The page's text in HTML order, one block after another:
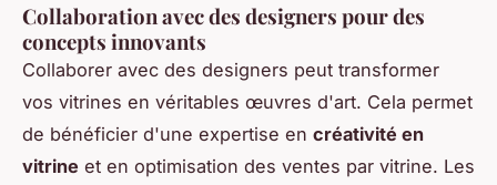
Collaboration avec des designers pour des
concepts innovants
Collaborer avec des designers peut transformer
vos vitrines en véritables œuvres d'art. Cela permet
de bénéficier d'une expertise en créativité en
vitrine et en optimisation des ventes par vitrine. Les